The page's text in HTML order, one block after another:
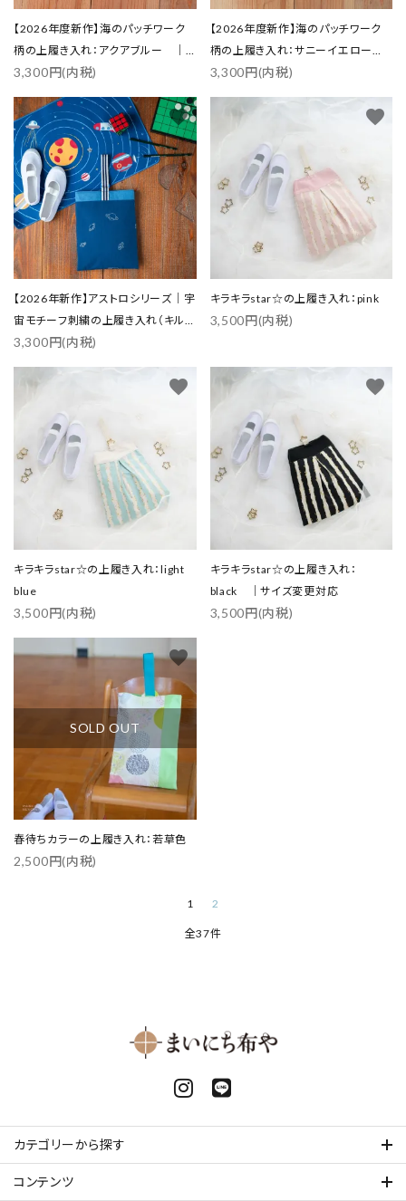
【2026年度新作】海のパッチワーク
柄の上履き入れ：アクアブルー ｜
サイズ変更対応
3,300円(内税)
【2026年度新作】海のパッチワーク
柄の上履き入れ：サニーイエロー
｜サイズ変更対応
3,300円(内税)
【2026年新作】アストロシリーズ｜宇
宙モチーフ刺繍の上履き入れ（キルテ
ィング使用）
3,300円(内税)
favorite
キラキラstar☆の上履き入れ：pink
3,500円(内税)
favorite
キラキラstar☆の上履き入れ：light
blue
3,500円(内税)
favorite
キラキラstar☆の上履き入れ：
black ｜サイズ変更対応
3,500円(内税)
favorite
SOLD OUT
春待ちカラーの上履き入れ：若草色
2,500円(内税)
favorite
1 2
全37件
カテゴリーから探す
コンテンツ